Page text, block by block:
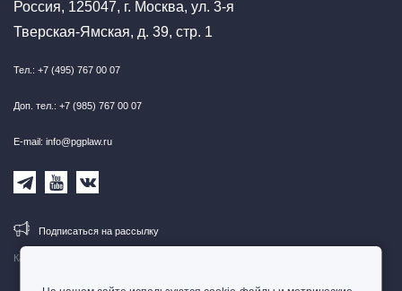
Карта сайта
Россия, 125047, г. Москва, ул. 3-я
Тверская-Ямская, д. 39, стр. 1
Тел.: +7 (495) 767 00 07
Доп. тел.: +7 (985) 767 00 07
E-mail: info@pgplaw.ru
Подписаться на рассылку